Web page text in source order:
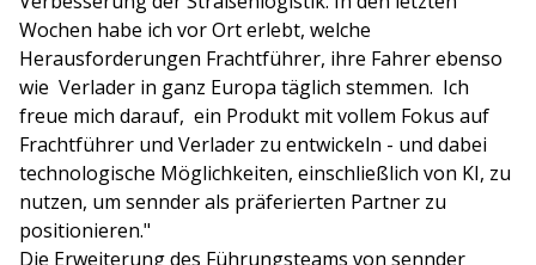
Wochen habe ich vor Ort erlebt, welche
Herausforderungen Frachtführer, ihre Fahrer ebenso
wie Verlader in ganz Europa täglich stemmen. Ich
freue mich darauf, ein Produkt mit vollem Fokus auf
Frachtführer und Verlader zu entwickeln - und dabei
technologische Möglichkeiten, einschließlich von KI, zu
nutzen, um sennder als präferierten Partner zu
positionieren."
Die Erweiterung des Führungsteams von sennder